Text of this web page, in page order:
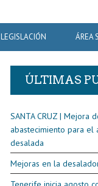
LEGISLACIÓN ÁREA
ÚLTIMAS
SANTA CRUZ | Mejora
abastecimiento para el
desalada
Mejoras en la